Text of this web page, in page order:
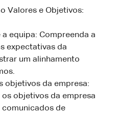
Valores e Objetivos:
a equipa: Compreenda a
expectativas da
um alinhamento
objetivos da empresa:
os objetivos da empresa
comunicados de